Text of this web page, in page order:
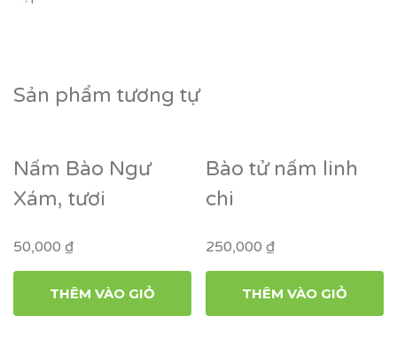
Sản phẩm tương tự
Nấm Bào Ngư
Xám, tươi
50,000 ₫
THÊM VÀO GIỎ
Bào tử nấm linh
chi
250,000₫
THÊM VÀO GIỎ